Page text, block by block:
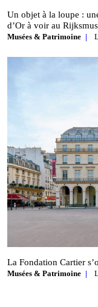
Un objet à la loupe :
d’Or à voir au
Musées & Patrimoine
La Fondation Cartier
Musées & Patrimoine